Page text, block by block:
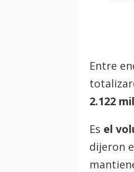
Entre
2.122
Es el
dijeron